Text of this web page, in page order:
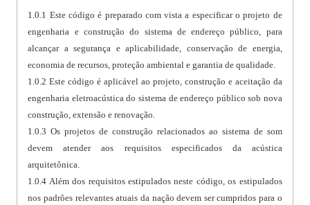
1.0.1 Este código é preparado com vista a especificar o projeto de
engenharia e construção do sistema de endereço público, para
alcançar a segurança e aplicabilidade, conservação de energia,
economia de recursos, proteção ambiental e garantia de qualidade.
1.0.2 Este código é aplicável ao projeto, construção e aceitação da
engenharia eletroacústica do sistema de endereço público sob nova
construção, extensão e renovação.
1.0.3 Os projetos de construção relacionados ao sistema de som
devem atender aos requisitos especificados da acústica
arquitetônica.
1.0.4 Além dos requisitos estipulados neste código, os estipulados
nos padrões relevantes atuais da nação devem ser cumpridos para o